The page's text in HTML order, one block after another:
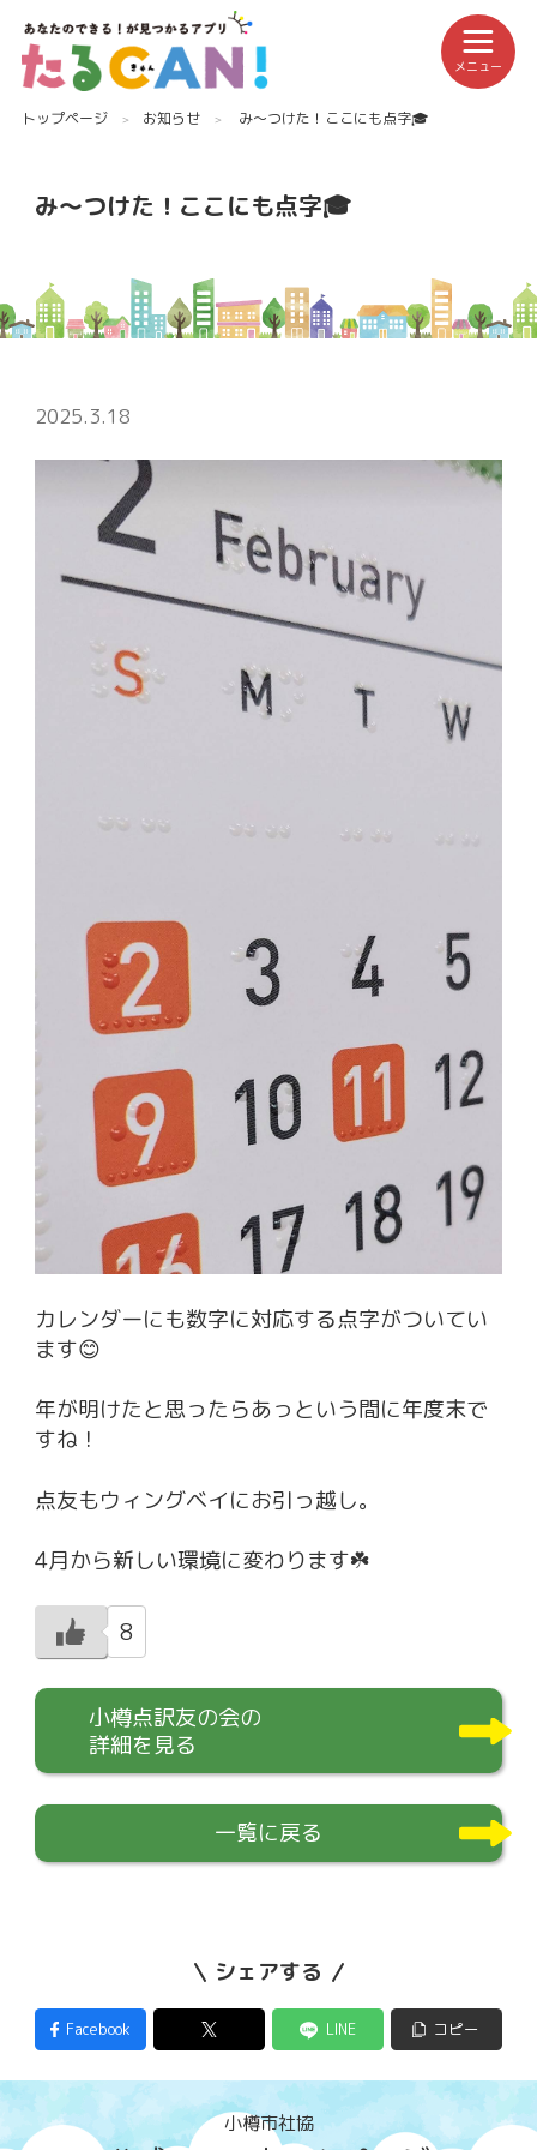
トップページ お知らせ み〜つけた！ここにも点字🎓
み〜つけた！ここにも点字🎓
2025.3.18
カレンダーにも数字に対応する点字がついてい
ます😊
年が明けたと思ったらあっという間に年度末で
すね！
点友もウィングベイにお引っ越し。
4月から新しい環境に変わります☘️
8
小樽点訳友の会の
詳細を見る
一覧に戻る
シェアする
Facebook LINE コピー
小樽市社協
メニュー